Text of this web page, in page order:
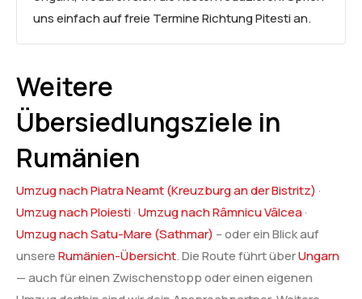
uns einfach auf freie Termine Richtung Pitesti an.
Weitere
Übersiedlungsziele in
Rumänien
Umzug nach Piatra Neamt (Kreuzburg an der Bistritz) ·
Umzug nach Ploiesti·Umzug nach Râmnicu Vâlcea·
Umzug nach Satu-Mare (Sathmar) – oder ein Blick auf
unsereRumänien-Übersicht. Die Route führt überUngarn
— auch für einen Zwischenstopp oder einen eigenen